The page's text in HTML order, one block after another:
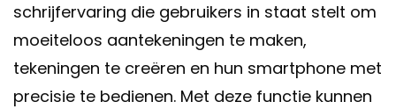
schrijfervaring die gebruikers in staat stelt om
moeiteloos aantekeningen te maken,
tekeningen te creëren en hun smartphone met
precisie te bedienen. Met deze functie kunnen